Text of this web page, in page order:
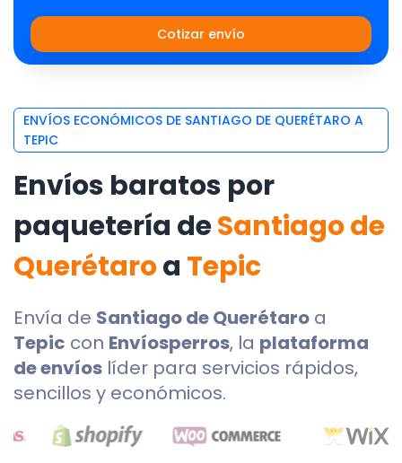
Cotizar envío
ENVÍOS ECONÓMICOS DE SANTIAGO DE QUERÉTARO A
TEPIC
Envíos baratos por
paquetería deSantiago de
Querétaroa Tepic
Envía de Santiago de Querétaro a
Tepic con Envíosperros, la plataforma
de envíos líder para servicios rápidos,
sencillos y económicos.